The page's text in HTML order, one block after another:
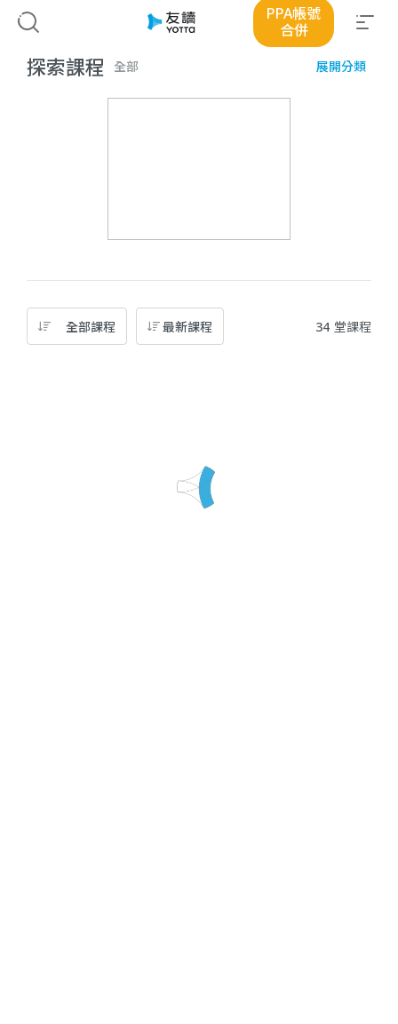
PPA帳號
合併
探索課程 全部 展開分類
全部課程 最新課程 34 堂課程